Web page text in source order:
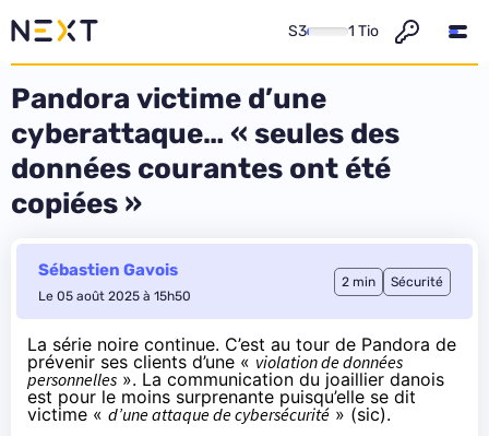
S3 1 Tio
Pandora victime d’une
cyberattaque… « seules des
données courantes ont été
copiées »
Sébastien Gavois
Le 05 août 2025 à 15h50
2 min Sécurité
La série noire continue. C’est au tour de Pandora de
prévenir ses clients d’une « violation de données
personnelles ». La communication du joaillier danois
est pour le moins surprenante puisqu’elle se dit
victime « d’une attaque de cybersécurité » (sic).